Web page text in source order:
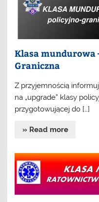
Klasa mundurowa
Graniczna
Z przyjemnością
na „upgrade” klasy
przygotowującej do […]
» Read more